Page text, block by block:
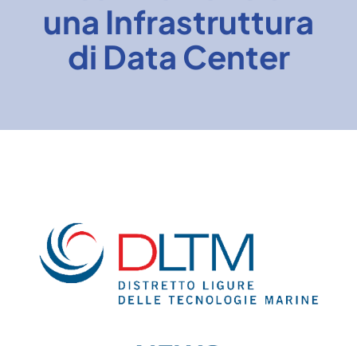
Newsuna Infrastruttura
di Data Center